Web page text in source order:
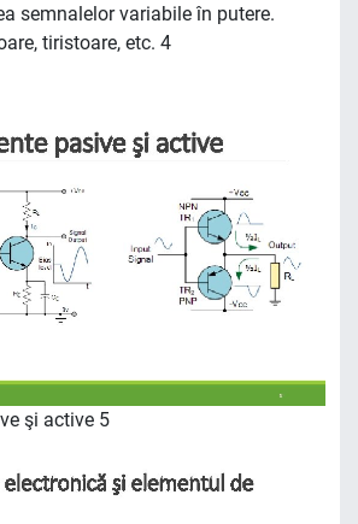
semnalelor variabile în putere.
tiristoare, etc. 4
şi active 5